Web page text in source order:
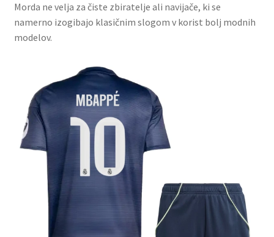
Morda ne velja za čiste zbiratelje ali navijače, ki se
namerno izogibajo klasičnim slogom v korist bolj modnih
modelov.